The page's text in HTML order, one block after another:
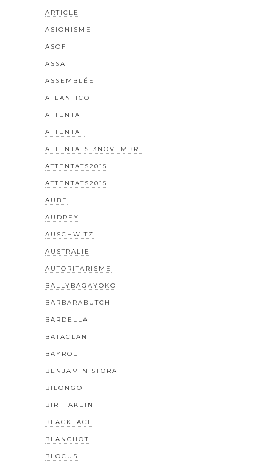
ARTICLE
ASIONISME
ASQF
ASSA
ASSEMBLÉE
ATLANTICO
ATTENTAT
ATTENTAT
ATTENTATS13NOVEMBRE
ATTENTATS2015
ATTENTATS2015
AUBE
AUDREY
AUSCHWITZ
AUSTRALIE
AUTORITARISME
BALLYBAGAYOKO
BARBARABUTCH
BARDELLA
BATACLAN
BAYROU
BENJAMIN STORA
BILONGO
BIR HAKEIN
BLACKFACE
BLANCHOT
BLOCUS